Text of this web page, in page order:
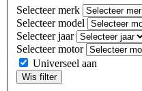
Selecteer merk
Selecteer model
Selecteer jaar
Selecteer motor
Universeel aan
Wis filter